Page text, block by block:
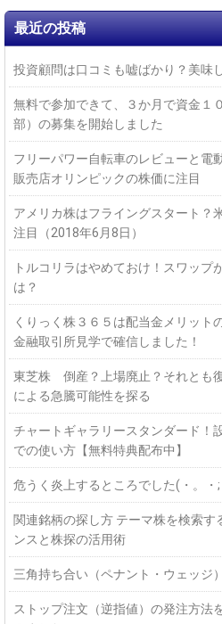
最近の投稿
投資顧問は口コミも嘘ばかり？美味
無料で参加できて、３か月で資金１
部）の募集を開始しました
フリーパワー自転車のレビューと電
販売店オリンピックの株価に注目
アメリカ株はフライングスタート？
注目（2018年6月8日）
トルコリラはやめておけ！スワップ
は？
くりっく株３６５は配当金メリッ
金融取引所見学で確信しました！
東芝株 倒産？上場廃止？それとも
による急騰可能性を探る
チャートギャラリースタンダード！
での使い方【無料特典配布中】
危うく炎上するところでした(・。・;
関連銘柄の探し方 テーマ株を検索
ンスと株探の活用術
三角持ち合い（ペナント・ウェッジ
ストップ注文（逆指値）の発注方法